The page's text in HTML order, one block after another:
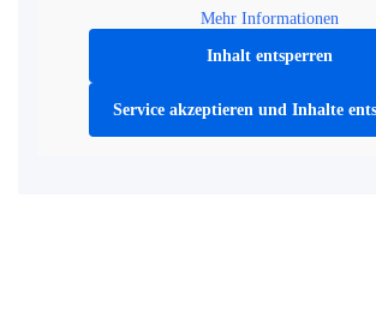
Mehr Informationen
Inhalt entsperren
Service akzeptieren und Inhalte